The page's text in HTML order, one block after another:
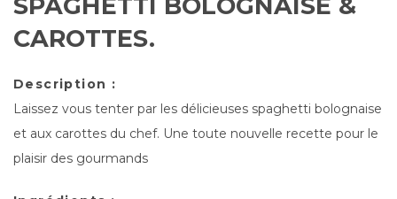
SPAGHETTI BOLOGNAISE &
CAROTTES.
Description :
Laissez vous tenter par les délicieuses spaghetti bolognaise
et aux carottes du chef. Une toute nouvelle recette pour le
plaisir des gourmands